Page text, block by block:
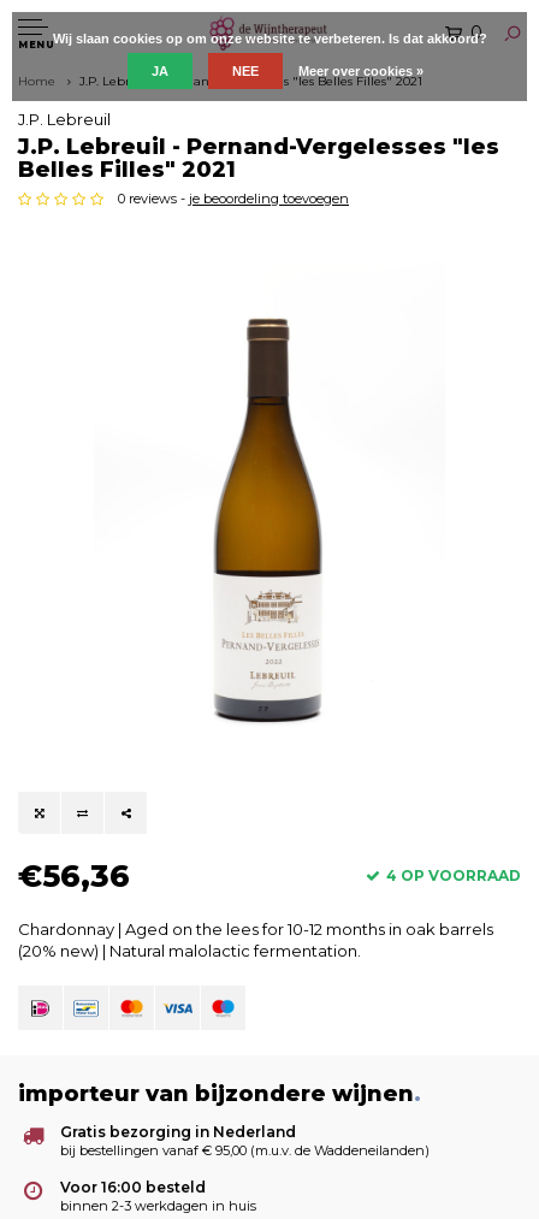
MENU
0
Home J.P. Lebreuil - Pernand-Vergelesses "les Belles Filles" 2021
J.P. Lebreuil
J.P. Lebreuil - Pernand-Vergelesses "les
Belles Filles" 2021
0 reviews - je beoordeling toevoegen
€56,36 4 OP VOORRAAD
Chardonnay | Aged on the lees for 10-12 months in oak barrels
(20% new) | Natural malolactic fermentation.
importeur van bijzondere wijnen.
Gratis bezorging in Nederland
bij bestellingen vanaf € 95,00 (m.u.v. de Waddeneilanden)
Voor 16:00 besteld
binnen 2-3 werkdagen in huis
Wij slaan cookies op om onze website te verbeteren. Is dat akkoord?
JA NEE Meer over cookies »